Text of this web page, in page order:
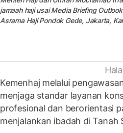
jamaah haji usai Media Briefing
Asrama Haji Pondok Gede, Jakarta,
Kemenhaj melalui
menjaga standar layanan
profesional dan berorientasi
menjalankan ibadah di Tanah